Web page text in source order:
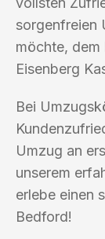
sorgenfreien
möchte,
Eisenberg
Bei
Umzug an
unserem
erlebe einen
Bedford!